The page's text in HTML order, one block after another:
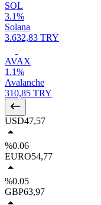
SOL
3.1%
Solana
3.632,83 TRY
AVAX
1.1%
Avalanche
310,85 TRY
USD47,57
%0.06
EURO54,77
%0.05
GBP63,97